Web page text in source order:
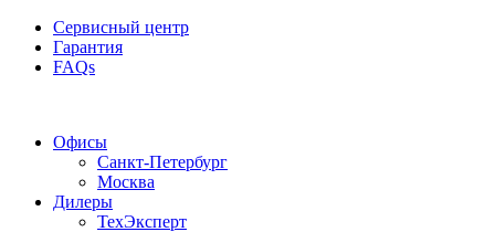
Сервисный центр
Гарантия
FAQs
Офисы
Санкт-Петербург
Москва
Дилеры
ТехЭксперт